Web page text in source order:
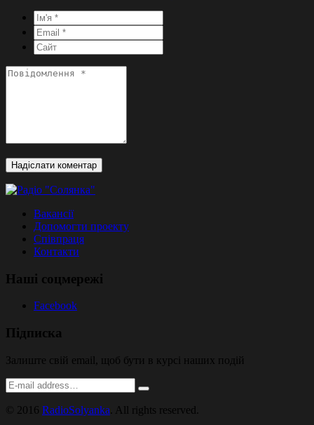
Вакансії
Допомогти проекту
Співпраця
Контакти
Наші соцмережі
Facebook
Підписка
Залиште свій email, щоб бути в курсі наших подій
© 2016 RadioSolyanka . All rights reserved.